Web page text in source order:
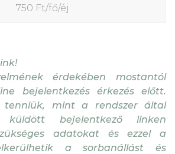
750 Ft/fő/éj
érdekében mostantól
bejelentkezés érkezés előtt.
mint a rendszer által
küldött bejelentkező linken
adatokat és ezzel a
a sorbanállást és